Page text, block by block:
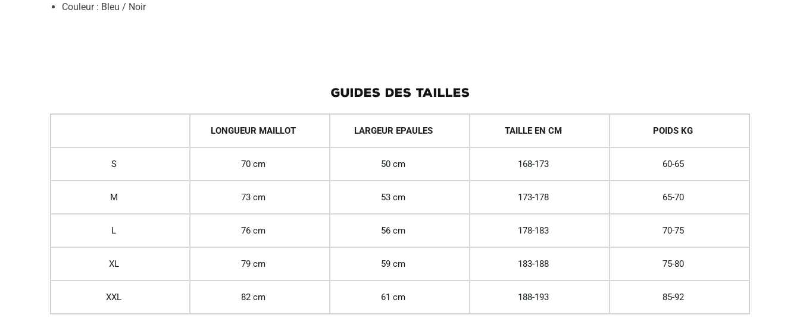
Couleur : Bleu / Noir
GUIDES DES TAILLES
LONGUEUR MAILLOT LARGEUR EPAULES TAILLE EN CM POIDS KG
S 70 cm 50 cm 168-173 60-65
M 73 cm 53 cm 173-178 65-70
L 76 cm 56 cm 178-183 70-75
XL 79 cm 59 cm 183-188 75-80
XXL 82 cm 61 cm 188-193 85-92